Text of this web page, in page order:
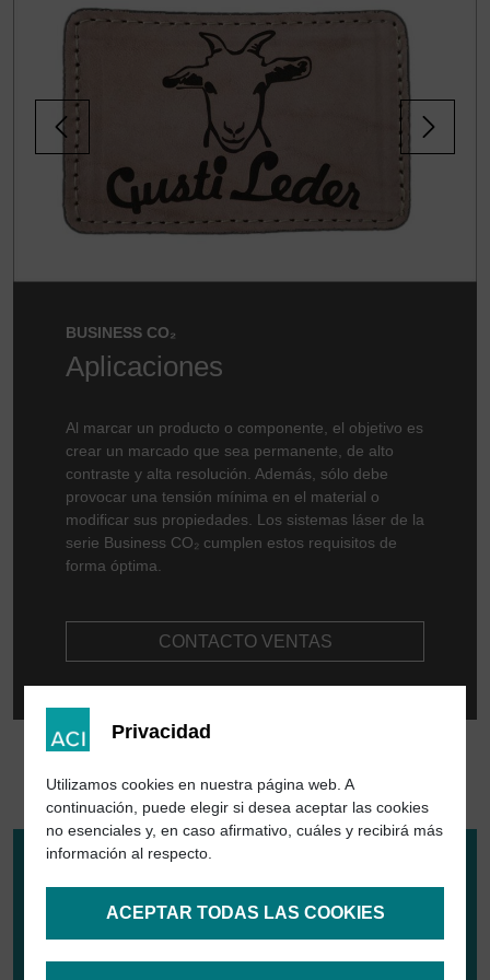
Grabar plástico
Eliminación de
láminas
Cubierta de color
de lámina
Más información sobre Magic
Mark
Sicherheit nach PLe
BUSINESS CO₂
Aplicaciones
Al marcar un producto o componente, el objetivo es
crear un marcado que sea permanente, de alto
contraste y alta resolución. Además, sólo debe
provocar una tensión mínima en el material o
modificar sus propiedades. Los sistemas láser de la
serie Business CO₂ cumplen estos requisitos de
forma óptima.
CONTACTO VENTAS
Privacidad
Utilizamos cookies en nuestra página web. A
continuación, puede elegir si desea aceptar las cookies
no esenciales y, en caso afirmativo, cuáles y recibirá más
información al respecto.
ACEPTAR TODAS LAS COOKIES